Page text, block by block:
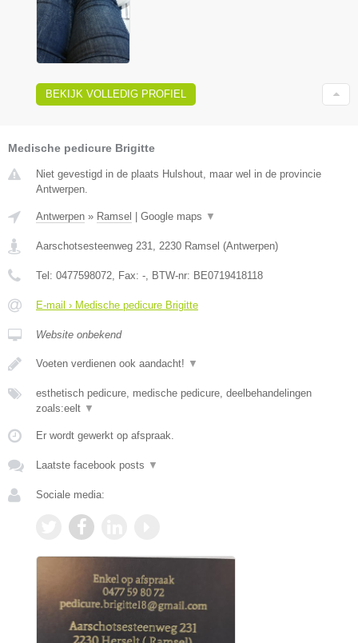
BEKIJK VOLLEDIG PROFIEL
Medische pedicure Brigitte
Niet gevestigd in de plaats Hulshout, maar wel in de provincie
Antwerpen.
Antwerpen » Ramsel | Google maps ▼
Aarschotsesteenweg 231 2230 Ramsel (Antwerpen)
Tel: 0477598072 , Fax: - , BTW-nr: BE0719418118
E-mail › Medische pedicure Brigitte
Website onbekend
Voeten verdienen ook aandacht! ▼
esthetisch pedicure, medische pedicure, deelbehandelingen
zoals:eelt ▼
Er wordt gewerkt op afspraak.
Laatste facebook posts ▼
Sociale media: